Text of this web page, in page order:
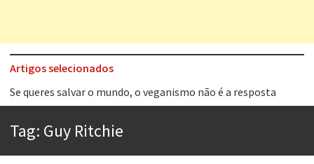
Artigos selecionados
Tem que filmar isso daí
Aprender a fracassar é o segredo do sucesso
Tag: Guy Ritchie